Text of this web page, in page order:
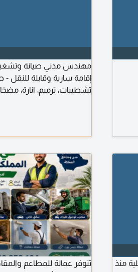
مهندس مدني صيانة
إقامة سارية وقابلة للنقل -
تشطيبات، ترميم، انارة،
منذ
تتوفر عمالة للمطاعم